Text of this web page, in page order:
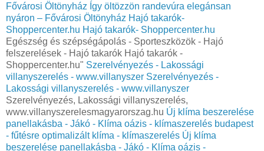
Fővárosi Öltönyház Így öltözzön randevúra elegánsan
nyáron – Fővárosi Öltönyház Hajó takarók-
Shoppercenter.hu Hajó takarók- Shoppercenter.hu
Egészség és szépségápolás - Sporteszközök - Hajó
felszerelések - Hajó takarók Hajó takarók -
Shoppercenter.hu" Szerelvényezés - Lakossági
villanyszerelés - www.villanyszer Szerelvényezés -
Lakossági villanyszerelés - www.villanyszer
Szerelvényezés, Lakossági villanyszerelés,
www.villanyszerelesmagyarorszag.hu Új klíma beszerelése
panellakásba - Jákó - Klíma oázis - klímaszerelés budapest
- fűtésre optimalizált klíma - klímaszerelés Új klíma
beszerelése panellakásba - Jákó - Klíma oázis -